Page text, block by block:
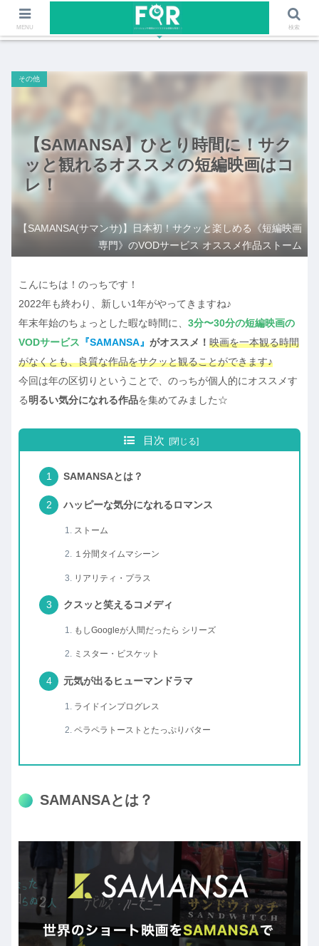
ファッションや福岡のワクワクする情報を発信！！
【SAMANSA】ひとり時間に！サク
ッと観れるオススメの短編映画はコ
レ！
その他
【SAMANSA(サマンサ)】日本初！サクッと楽しめる《短編映画
専門》のVODサービス オススメ作品ストーム
こんにちは！のっちです！
2022年も終わり、新しい1年がやってきますね♪
年末年始のちょっとした暇な時間に、 3分〜30分の短編映画の
VODサービス 『SAMANSA』 がオススメ！ 映画を一本観る時間
がなくとも、良質な作品をサクッと観ることができます♪
今回は年の区切りということで、のっちが個人的にオススメす
る明るい気分になれる作品を集めてみました☆
目次
SAMANSAとは？
ハッピーな気分になれるロマンス
ストーム
１分間タイムマシーン
リアリティ・プラス
クスッと笑えるコメディ
もしGoogleが人間だったら シリーズ
ミスター・ビスケット
元気が出るヒューマンドラマ
ライドインプログレス
ペラペラトーストとたっぷりバター
SAMANSAとは？
MENU 検索